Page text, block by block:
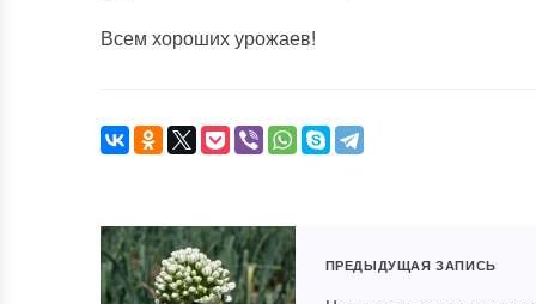
Всем хороших урожаев!
ПРЕДЫДУЩАЯ ЗАПИСЬ